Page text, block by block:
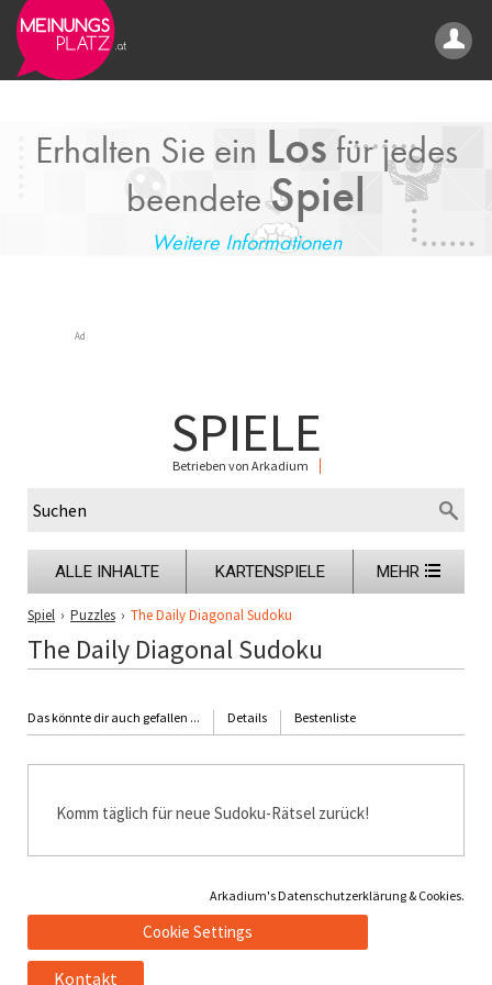
Erhalten Sie ein Los für jedes
beendeteSpiel
Weitere Informationen
Ad
SPIELE
Betrieben von Arkadium
ALLE INHALTE KARTENSPIELE MEHR
Spiel › Puzzles › The Daily Diagonal Sudoku
The Daily Diagonal Sudoku
Das könnte dir auch gefallen ... Details Bestenliste
Komm täglich für neue Sudoku-Rätsel zurück!
Arkadium's Datenschutzerklärung & Cookies.
Cookie Settings
Kontakt